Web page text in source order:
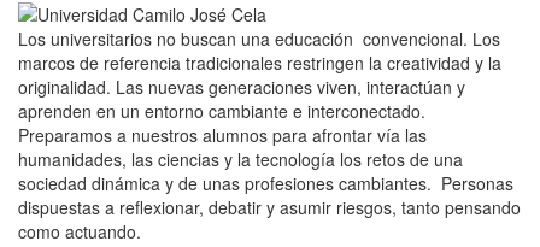
Los universitarios no buscan una educación convencional. Los
marcos de referencia tradicionales restringen la creatividad y la
originalidad. Las nuevas generaciones viven, interactúan y
aprenden en un entorno cambiante e interconectado.
Preparamos a nuestros alumnos para afrontar vía las
humanidades, las ciencias y la tecnología los retos de una
sociedad dinámica y de unas profesiones cambiantes. Personas
dispuestas a reflexionar, debatir y asumir riesgos, tanto pensando
como actuando.